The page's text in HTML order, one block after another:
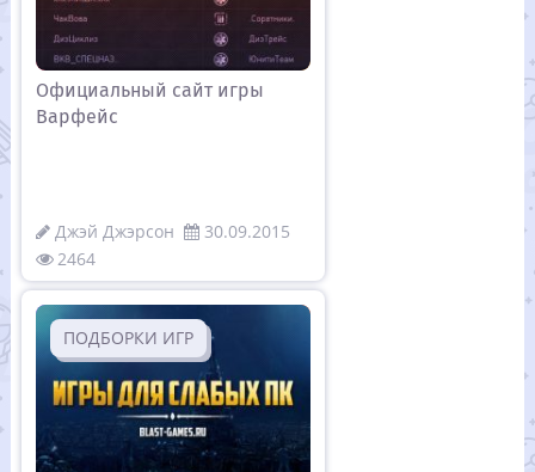
Официальный сайт игры
Варфейс
Джэй Джэрсон
30.09.2015
2464
ПОДБОРКИ ИГР